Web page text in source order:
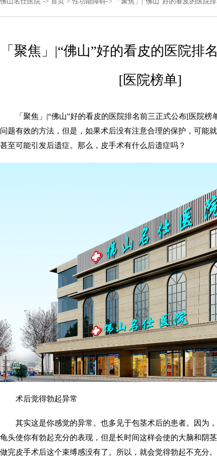
「聚焦」|“佛山”好的看皮的医院排
[医院榜单]
「聚焦」|“佛山”好的看皮的医院排名前三正式公布[医院榜
问题有效的方法，但是，如果术后没有注意合理的保护，可能
甚至可能引发后遗症。那么，皮手术有什么后遗症吗？
术后觉得勃起异常
其实这是你感觉的异常。也多见于包茎术后的患者。因为
龟头使你有勃起充分的表现，但是长时间这样会使的大脑和阴
做完皮手术后这个束缚感没有了。所以，就会觉得勃起不充分